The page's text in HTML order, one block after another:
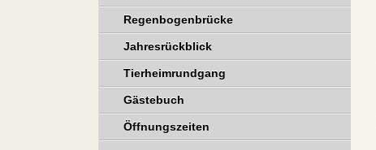
Regenbogenbrücke
Jahresrückblick
Tierheimrundgang
Gästebuch
Öffnungszeiten